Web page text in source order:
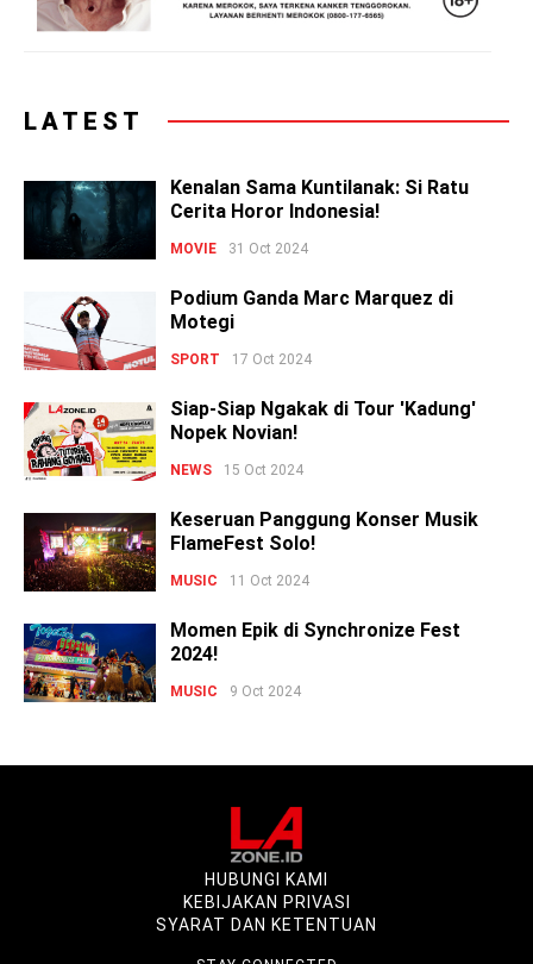
LATEST
Kenalan Sama Kuntilanak: Si Ratu
Cerita Horor Indonesia!
MOVIE 31 Oct 2024
Podium Ganda Marc Marquez di
Motegi
SPORT 17 Oct 2024
Siap-Siap Ngakak di Tour 'Kadung'
Nopek Novian!
NEWS 15 Oct 2024
Keseruan Panggung Konser Musik
FlameFest Solo!
MUSIC 11 Oct 2024
Momen Epik di Synchronize Fest
2024!
MUSIC 9 Oct 2024
HUBUNGI KAMI
KEBIJAKAN PRIVASI
SYARAT DAN KETENTUAN